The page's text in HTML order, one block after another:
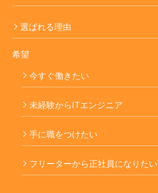
選ばれる理由
希望
今すぐ働きたい
未経験からITエンジニア
手に職をつけたい
フリーターから正社員になりたい